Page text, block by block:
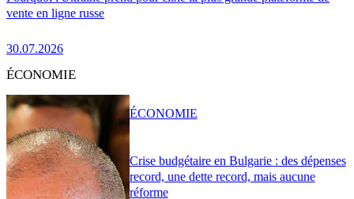
vente en ligne russe
30.07.2026
ÉCONOMIE
Crise budgétaire en Bulgarie : des dépenses
record, une dette record, mais aucune
réforme
ÉCONOMIE